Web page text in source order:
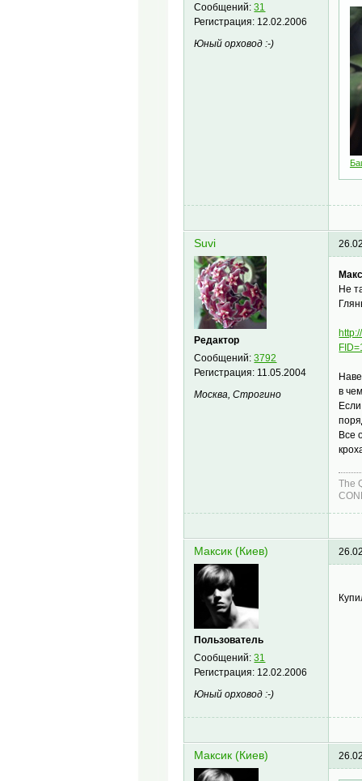
Сообщений:31
Регистрация: 12.02.2006
Юный орховод :-)
Suvi
Редактор
Сообщений:3792
Регистрация: 11.05.2004
Москва, Строгино
Не
в
Все
The
Максик (Киев)
Пользователь
Сообщений:31
Регистрация: 12.02.2006
Юный орховод :-)
Максик (Киев)